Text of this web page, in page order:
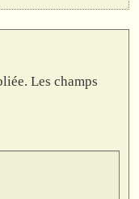
Les champs